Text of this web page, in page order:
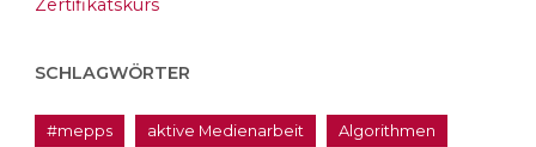
Zertifikatskurs
SCHLAGWÖRTER
#mepps aktive Medienarbeit Algorithmen